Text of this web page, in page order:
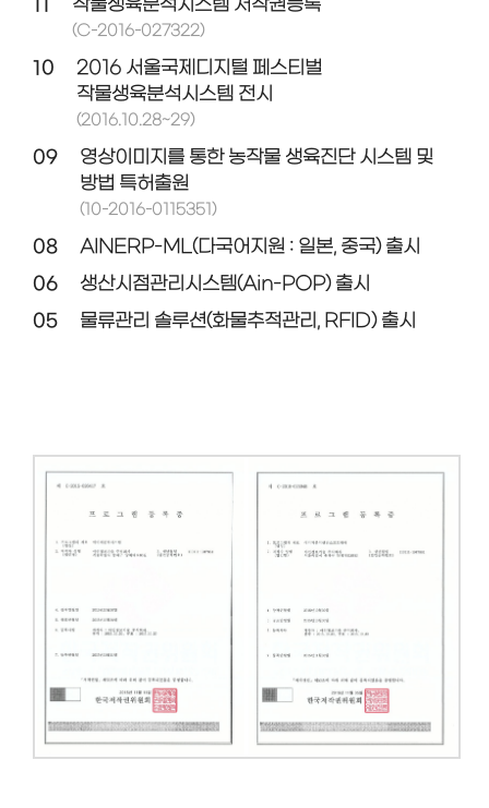
11 작물생육분석시스템 저작권등록
(C-2016-027322)
10
2016 서울국제디지털 페스티벌
작물생육분석시스템 전시
(2016.10.28~29)
09
영상이미지를 통한 농작물 생육진단 시스템 및
방법 특허출원
(10-2016-0115351)
08
AINERP-ML(다국어지원 : 일본, 중국) 출시
06
생산시점관리시스템(Ain-POP) 출시
05
물류관리 솔루션(화물추적관리, RFID) 출시